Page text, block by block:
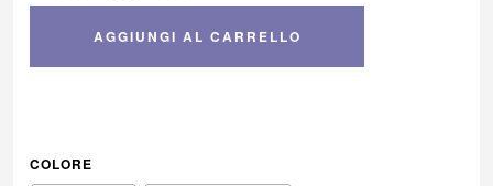
AGGIUNGI AL CARRELLO
COLORE